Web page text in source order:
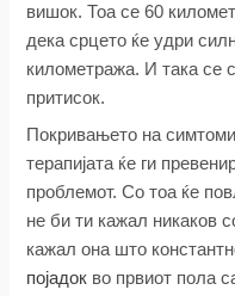
вишок. Тоа се 60
дека срцето ќе удри
километража. И така се
притисок.
Покривањето на
терапијата ќе ги
проблемот. Со тоа ќе
не би ти кажал никаков
кажал она што
појадок во првиот пола